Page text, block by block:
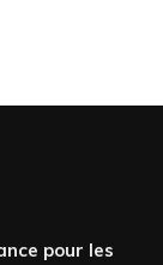
pour les